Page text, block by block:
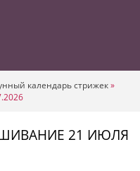
календарь стрижек»
21 ИЮЛЯ